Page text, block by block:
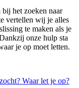
het zoeken naar
vertellen wij je alles
te maken als je
onze hulp sta
je op moet letten.
Waar let je op?